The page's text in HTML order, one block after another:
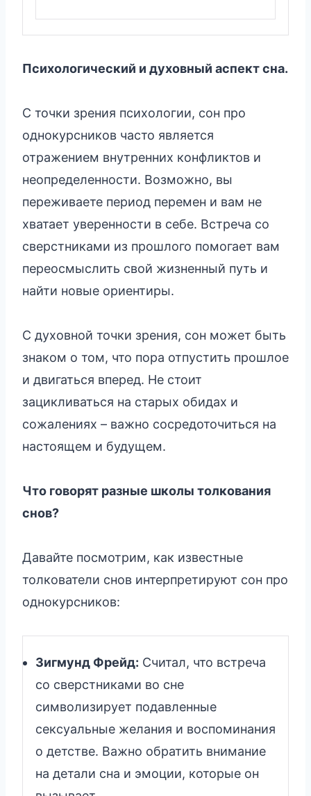
Психологический и духовный аспект сна.
С точки зрения психологии, сон про
однокурсников часто является
отражением внутренних конфликтов и
неопределенности. Возможно, вы
переживаете период перемен и вам не
хватает уверенности в себе. Встреча со
сверстниками из прошлого помогает вам
переосмыслить свой жизненный путь и
найти новые ориентиры.
С духовной точки зрения, сон может быть
знаком о том, что пора отпустить прошлое
и двигаться вперед. Не стоит
зацикливаться на старых обидах и
сожалениях – важно сосредоточиться на
настоящем и будущем.
Что говорят разные школы толкования
снов?
Давайте посмотрим, как известные
толкователи снов интерпретируют сон про
однокурсников:
Зигмунд Фрейд: Считал, что встреча
со сверстниками во сне
символизирует подавленные
сексуальные желания и воспоминания
о детстве. Важно обратить внимание
на детали сна и эмоции, которые он